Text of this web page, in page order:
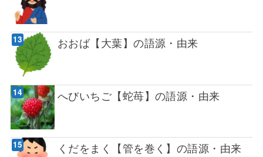
おおば【大葉】の語源・由来
へびいちご【蛇苺】の語源・由来
くだをまく【管を巻く】の語源・由来